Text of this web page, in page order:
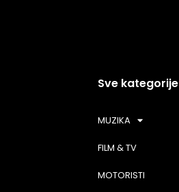
Sve kategorije
MUZIKA
FILM & TV
MOTORISTI